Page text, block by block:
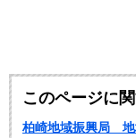
このページに
柏崎地域振興局 地